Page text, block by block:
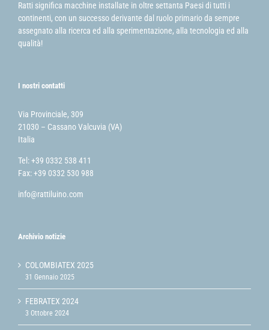
Ratti significa macchine installate in oltre settanta Paesi di tutti i
continenti, con un successo derivante dal ruolo primario da sempre
assegnato alla ricerca ed alla sperimentazione, alla tecnologia ed alla
qualità!
I nostri contatti
Via Provinciale, 309
21030 – Cassano Valcuvia (VA)
Italia
Tel: +39 0332 538 411
Fax: +39 0332 530 988
info@rattiluino.com
Archivio notizie
COLOMBIATEX 2025
31 Gennaio 2025
FEBRATEX 2024
3 Ottobre 2024